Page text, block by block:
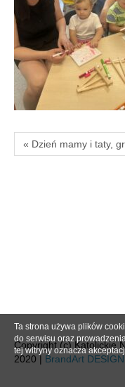
« Dzień mamy i taty,
Copyright (c) Katolickie
2020 | BrandArt DESIGN
Ta strona używa plików
do serwisu oraz
tej witryny oznacza